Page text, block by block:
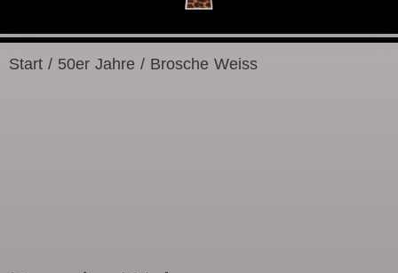
Start / 50er Jahre / Brosche Weiss